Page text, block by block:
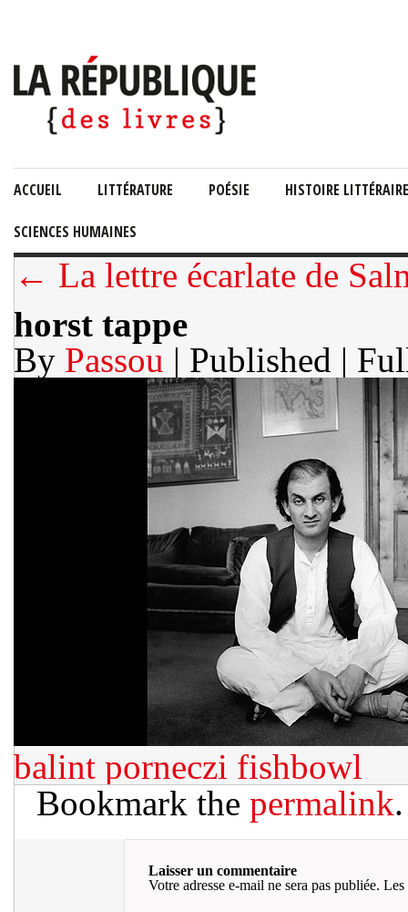
ACCUEIL LITTÉRATURE POÉSIE HISTOIRE LITTÉRAIRE
SCIENCES HUMAINES
← La lettre écarlate de
horst tappe
By Passou | Published |
balint porneczi fishbowl
Bookmark the permalink.
Laisser un commentaire
Votre adresse e-mail ne sera pas publiée. Les